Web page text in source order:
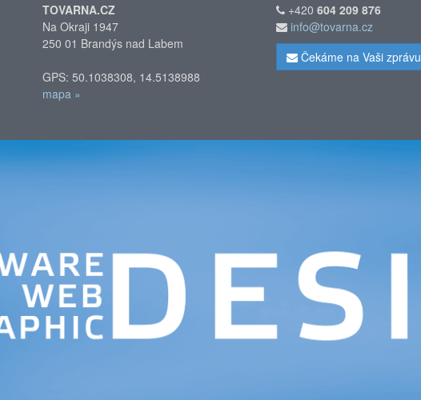
TOVARNA.CZ
Na Okraji 1947
250 01 Brandýs nad Labem
GPS: 50.1038308, 14.5138988
mapa »
+420 604 209 876
info@tovarna.cz
Čekáme na Vaši zprávu